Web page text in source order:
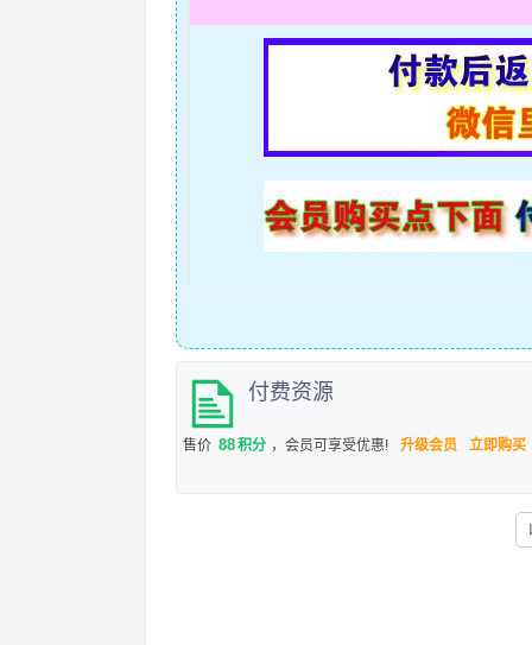
付费资源
售价 88积分 ，会员可享受优惠! 升级会员 立即购买